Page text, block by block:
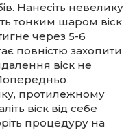
Нанесіть невелику
тонким шаром віск
через 5-6
повністю захопити
віск не
протилежному
віск від себе
процедуру на